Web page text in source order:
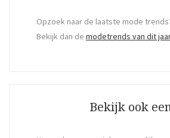
Opzoek naar de laatste mode
Bekijk dan de modetrends van dit
Bekijk ook